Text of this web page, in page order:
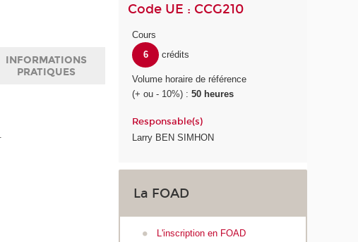
INFORMATIONS
PRATIQUES
Code UE : CCG210
Cours
6
crédits
Volume horaire de référence
(+ ou - 10%) :50 heures
Responsable(s)
Larry BEN SIMHON
La FOAD
L'inscription en FOAD